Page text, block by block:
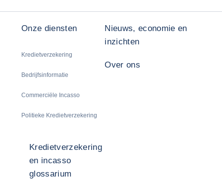
Onze diensten
Kredietverzekering
Bedrijfsinformatie
Commerciële Incasso
Politieke Kredietverzekering
Nieuws, economie en
inzichten
Over ons
Kredietverzekering
en incasso
glossarium